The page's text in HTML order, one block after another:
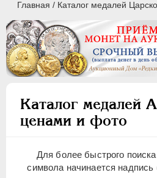
Главная / Каталог медалей
Каталог медалей
ценами и фото
Для более быстрого
символа начинается
ПEТР I 1699-1725
ЕКАТЕРИНА I 1725-1727
АННА ИОАННОВНА 1730-
ИОАНН АНТОНОВИЧ 1740-